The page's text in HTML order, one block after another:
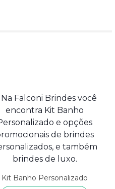
Kit Banho Personalizado